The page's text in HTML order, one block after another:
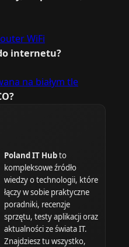
internetu?
Poland IT Hubto
kompleksowe źródło
wiedzy o technologii, które
łączy w sobie praktyczne
poradniki, recenzje
sprzętu, testy aplikacji oraz
aktualności ze świata IT.
Znajdziesz tu wszystko,